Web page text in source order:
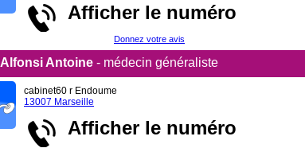
Afficher le numéro
Donnez votre avis
Alfonsi Antoine - médecin généraliste
cabinet60 r Endoume
13007 Marseille
Afficher le numéro